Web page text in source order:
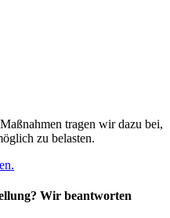
tragen wir dazu bei,
zu belasten.
Wir beantworten